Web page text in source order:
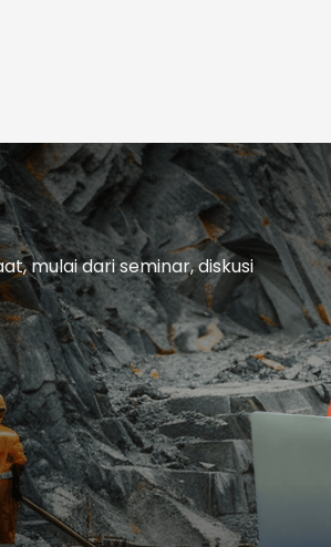
mulai dari seminar, diskusi